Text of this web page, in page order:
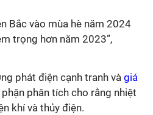
Bắc vào mùa hè năm 2024
trọng hơn năm 2023”,
phát điện cạnh tranh vàgiá
phân tích cho rằng nhiệt
khí và thủy điện.